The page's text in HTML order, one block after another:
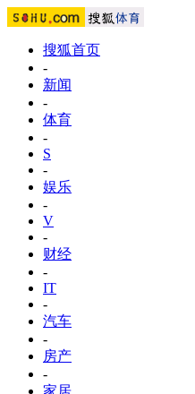
搜狐首页
-
新闻
-
体育
-
S
-
娱乐
-
V
-
财经
-
IT
-
汽车
-
房产
-
家居